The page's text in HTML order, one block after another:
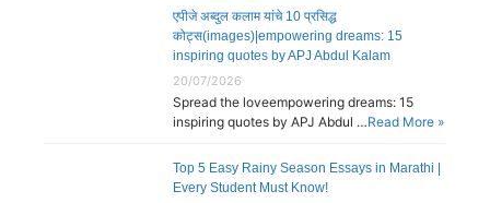
एपीजे अब्दुल कलाम यांचे 10 प्रसिद्ध
कोट्स(images)|empowering dreams: 15
inspiring quotes by APJ Abdul Kalam
20/07/2026
Spread the loveempowering dreams: 15
inspiring quotes by APJ Abdul …Read More »
Top 5 Easy Rainy Season Essays in Marathi |
Every Student Must Know!